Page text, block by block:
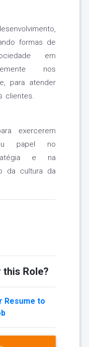
formas de
em
nos
para atender
clientes.
exercerem
papel no
e na
da cultura da
Role?
Resume to